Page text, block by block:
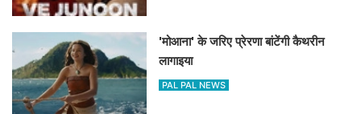
'मोआना' के जरिए प्रेरणा बांटेंगी कैथरीन
लागाइया
PAL PAL NEWS